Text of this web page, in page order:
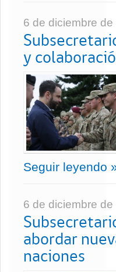
6 de diciembre de
y
Seguir leyendo
6 de diciembre de
abordar
naciones